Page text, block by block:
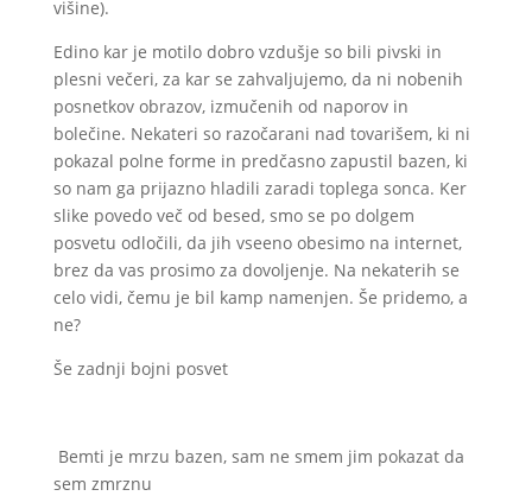
višine).
Edino kar je motilo dobro vzdušje so bili pivski in
plesni večeri, za kar se zahvaljujemo, da ni nobenih
posnetkov obrazov, izmučenih od naporov in
bolečine. Nekateri so razočarani nad tovarišem, ki ni
pokazal polne forme in predčasno zapustil bazen, ki
so nam ga prijazno hladili zaradi toplega sonca. Ker
slike povedo več od besed, smo se po dolgem
posvetu odločili, da jih vseeno obesimo na internet,
brez da vas prosimo za dovoljenje. Na nekaterih se
celo vidi, čemu je bil kamp namenjen. Še pridemo, a
ne?
Še zadnji bojni posvet
Bemti je mrzu bazen, sam ne smem jim pokazat da
sem zmrznu